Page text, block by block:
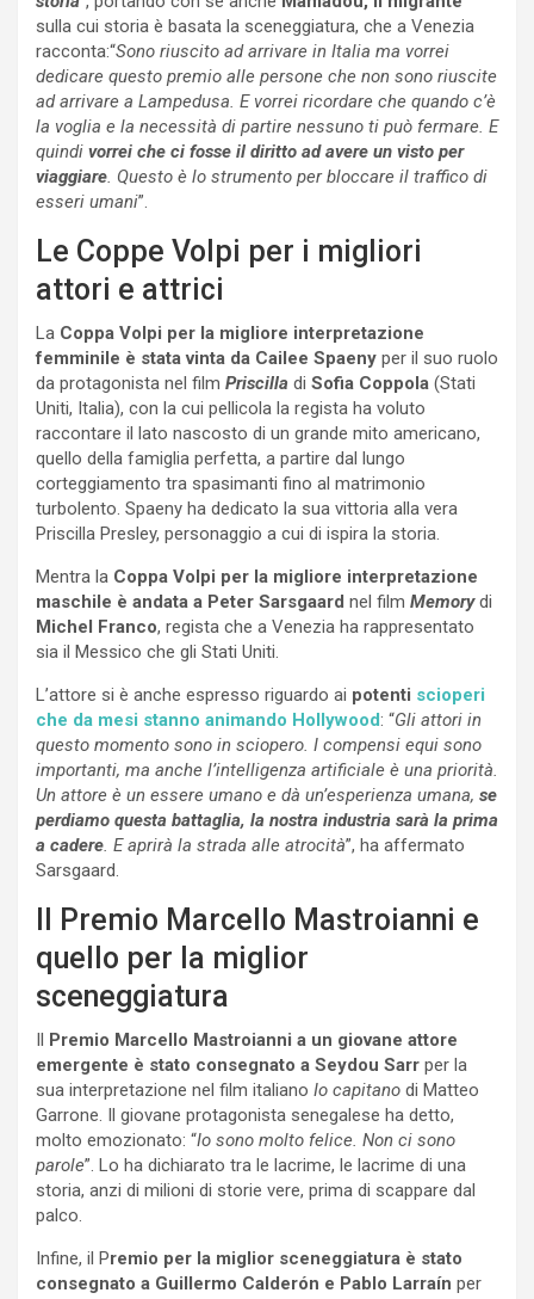
sulla cui storia è basata la sceneggiatura, che a Venezia
racconta:“Sono riuscito ad arrivare in Italia ma vorrei
dedicare questo premio alle persone che non sono riuscite
ad arrivare a Lampedusa. E vorrei ricordare che quando c’è
la voglia e la necessità di partire nessuno ti può fermare. E
quindi vorrei che ci fosse il diritto ad avere un visto per
viaggiare. Questo è lo strumento per bloccare il traffico di
esseri umani”.
Le Coppe Volpi per i migliori
attori e attrici
La Coppa Volpi per la migliore interpretazione
femminile è stata vinta da Cailee Spaeny per il suo ruolo
da protagonista nel film Priscilla di Sofia Coppola (Stati
Uniti, Italia), con la cui pellicola la regista ha voluto
raccontare il lato nascosto di un grande mito americano,
quello della famiglia perfetta, a partire dal lungo
corteggiamento tra spasimanti fino al matrimonio
turbolento. Spaeny ha dedicato la sua vittoria alla vera
Priscilla Presley, personaggio a cui di ispira la storia.
Mentra la Coppa Volpi per la migliore interpretazione
maschile è andata a Peter Sarsgaard nel film Memory di
Michel Franco, regista che a Venezia ha rappresentato
sia il Messico che gli Stati Uniti.
L’attore si è anche espresso riguardo ai potenti scioperi
che da mesi stanno animando Hollywood: “Gli attori in
questo momento sono in sciopero. I compensi equi sono
importanti, ma anche l’intelligenza artificiale è una priorità.
Un attore è un essere umano e dà un’esperienza umana, se
perdiamo questa battaglia, la nostra industria sarà la prima
a cadere. E aprirà la strada alle atrocità”, ha affermato
Sarsgaard.
Il Premio Marcello Mastroianni e
quello per la miglior
sceneggiatura
Premio Marcello Mastroianni a un giovane attore
emergente è stato consegnato a Seydou Sarr per la
sua interpretazione nel film italiano Io capitano di Matteo
Garrone. Il giovane protagonista senegalese ha detto,
molto emozionato: “Io sono molto felice. Non ci sono
parole”. Lo ha dichiarato tra le lacrime, le lacrime di una
storia, anzi di milioni di storie vere, prima di scappare dal
palco.
Infine, il Premio per la miglior sceneggiatura è stato
consegnato a Guillermo Calderón e Pablo Larraín per